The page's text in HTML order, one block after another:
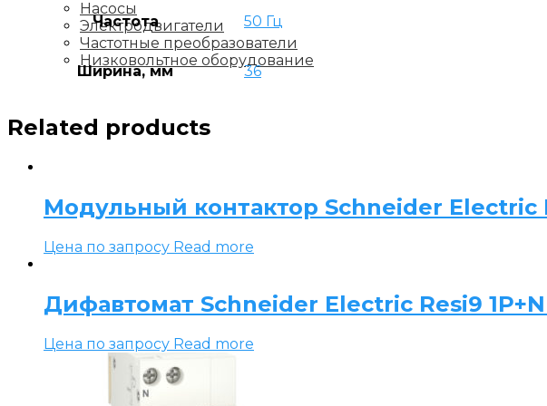
Насосы
Электродвигатели
Частотные преобразователи
Низковольтное оборудование
Частота 50 Гц
Ширина, мм 36
Related products
Модульный контактор Schneider Electric
Цена по запросу Read more
Дифавтомат Schneider Electric Resi9
Цена по запросу Read more